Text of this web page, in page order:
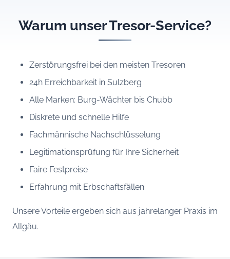
Warum unser Tresor-Service?
Zerstörungsfrei bei den meisten Tresoren
24h Erreichbarkeit in Sulzberg
Alle Marken: Burg-Wächter bis Chubb
Diskrete und schnelle Hilfe
Fachmännische Nachschlüsselung
Legitimationsprüfung für Ihre Sicherheit
Faire Festpreise
Erfahrung mit Erbschaftsfällen
Unsere Vorteile ergeben sich aus jahrelanger Praxis im
Allgäu.